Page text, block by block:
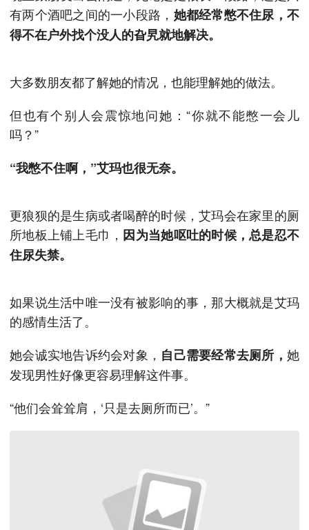
有两个酒吧之间的一小段路， 她都经常憋不住尿，不
得不在户外找个没人的旮旯就地解决。
大多数朋友都了解她的情况，也能理解她的做法。
但也有个别人会震惊地问她：“你就不能憋一会儿
吗？”
“我憋不住啊，”艾玛也很无奈。
更狼狈的是生病或者喝醉的时候，艾玛会在家里的厕
所地板上铺上毛巾， 因为当她呕吐的时候，总是忍不
住尿失禁。
如果说生活中唯一没有被影响的事，那大概就是艾玛
的感情生活了。
她会诚实地告诉约会对象， 自己需要经常去厕所，她
发现男性好像更容易理解这件事。
“他们会耸耸肩，‘只是去厕所而已’。”